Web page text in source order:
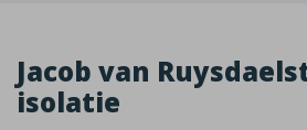
Jacob van
isolatie